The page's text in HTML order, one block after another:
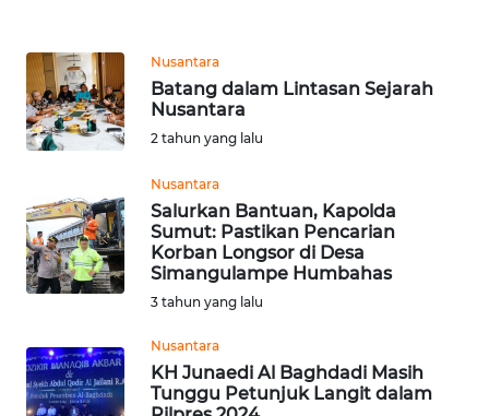
Nusantara
Batang dalam Lintasan Sejarah
Nusantara
2 tahun yang lalu
Nusantara
Salurkan Bantuan, Kapolda
Sumut: Pastikan Pencarian
Korban Longsor di Desa
Simangulampe Humbahas
3 tahun yang lalu
Nusantara
KH Junaedi Al Baghdadi Masih
Tunggu Petunjuk Langit dalam
GORONTALO
WN
SULUT
WN
MALUKU
WN
MALUT
WN
DAIRI